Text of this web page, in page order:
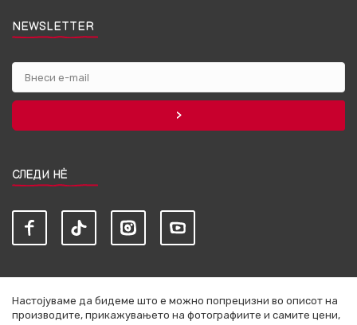
NEWSLETTER
СЛЕДИ НЀ
Настојуваме да бидеме што е можно попрецизни во описот на
производите, прикажувањето на фотографиите и самите цени,